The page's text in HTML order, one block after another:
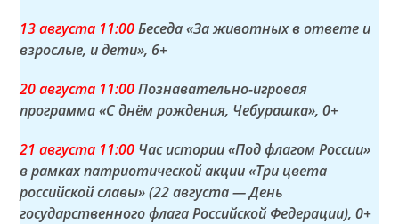
13 августа 11:00Беседа «За животных в ответе и
взрослые, и дети», 6+
20 августа 11:00Познавательно-игровая
программа «С днём рождения, Чебурашка», 0+
21 августа 11:00 Час истории «Под флагом России»
в рамках патриотической акции «Три цвета
российской славы» (22 августа — День
государственного флага Российской Федерации), 0+